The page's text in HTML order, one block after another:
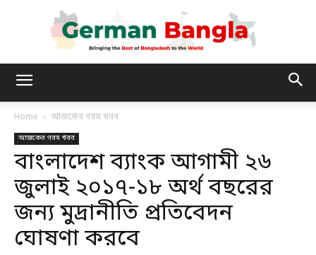
Bangla
Home আজকের গরম খবর
আজকের গরম খবর
বাংলাদেশ ব্যাংক আগামী ২৬
জুলাই ২০১৭-১৮ অর্থ বছরের
জন্য মুদ্রানীতি প্রতিবেদন
ঘোষণা করবে